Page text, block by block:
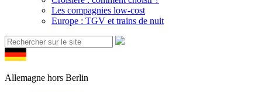
Les compagnies low-cost
Europe : TGV et trains de nuit
Allemagne hors Berlin